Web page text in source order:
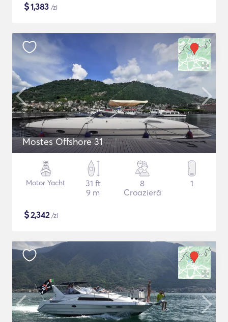
$1,383 /zi
Mostes Offshore 31
Motor Yacht
31 ft
9 m
8
Croazieră
1
$2,342/zi